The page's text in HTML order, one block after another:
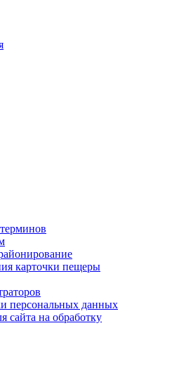
карточки пещеры
персональных данных
сайта на обработку